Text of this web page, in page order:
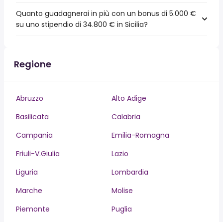
Quanto guadagnerai in più con un bonus di 5.000 €
su uno stipendio di 34.800 € in Sicilia?
Regione
Abruzzo
Alto Adige
Basilicata
Calabria
Campania
Emilia-Romagna
Friuli-V.Giulia
Lazio
Liguria
Lombardia
Marche
Molise
Piemonte
Puglia